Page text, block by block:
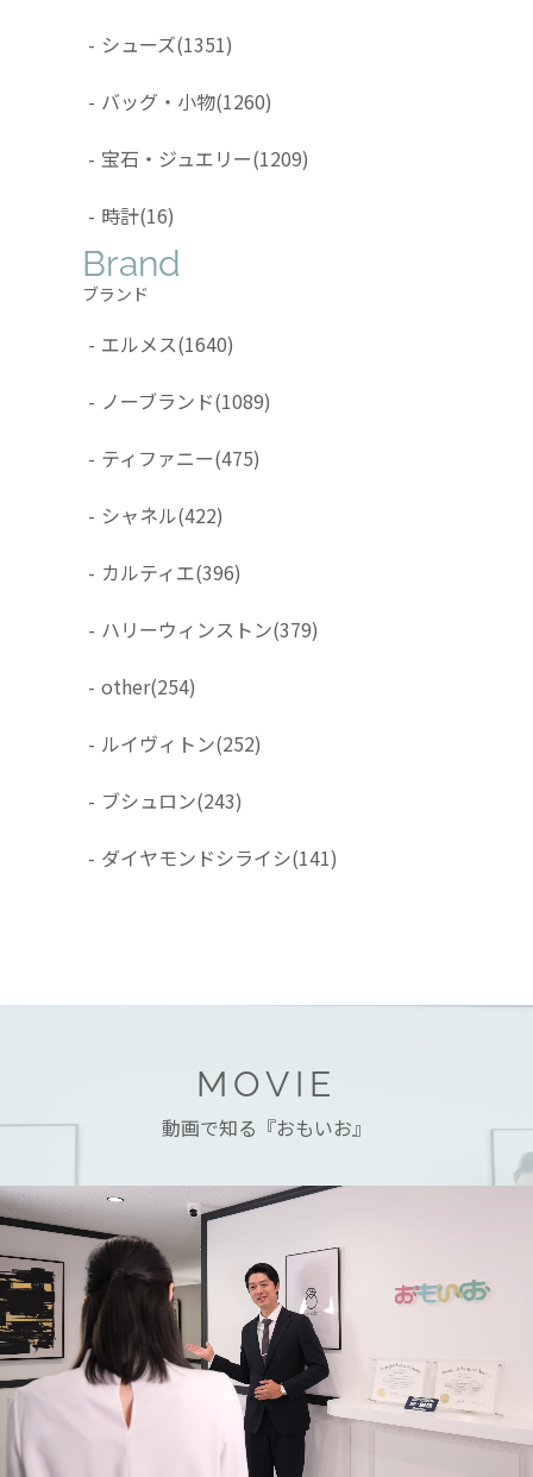
- シューズ(1351)
- バッグ・小物(1260)
- 宝石・ジュエリー(1209)
- 時計(16)
Brand
ブランド
- エルメス(1640)
- ノーブランド(1089)
- ティファニー(475)
- シャネル(422)
- カルティエ(396)
- ハリーウィンストン(379)
- other(254)
- ルイヴィトン(252)
- ブシュロン(243)
- ダイヤモンドシライシ(141)
MOVIE
動画で知る『おもいお』